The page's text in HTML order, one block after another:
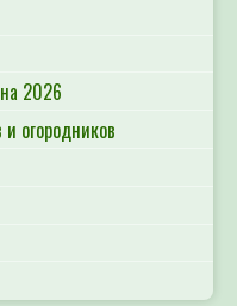
2026
огородников